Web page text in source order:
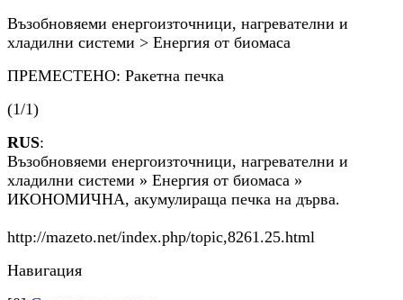
Възобновяеми енергоизточници, нагревателни и
хладилни системи > Енергия от биомаса
ПРЕМЕСТЕНО: Ракетна печка
(1/1)
RUS:
Възобновяеми енергоизточници, нагревателни и
хладилни системи » Енергия от биомаса »
ИКОНОМИЧНА, акумулираща печка на дърва.
http://mazeto.net/index.php/topic,8261.25.html
Навигация